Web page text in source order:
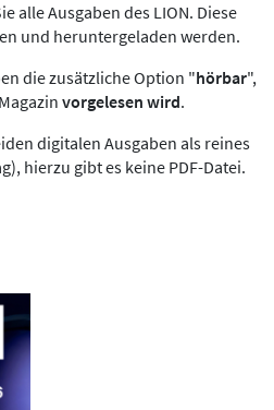
alle Ausgaben des LION. Diese
und heruntergeladen werden.
die zusätzliche Option "hörbar",
vorgelesen wird.
digitalen Ausgaben als reines
hierzu gibt es keine PDF-Datei.